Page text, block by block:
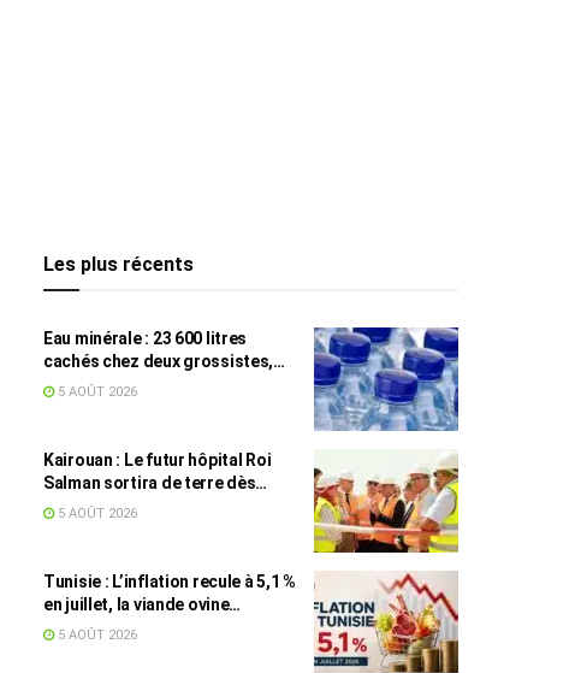
Les plus récents
Eau minérale : 23 600 litres
cachés chez deux grossistes,
les tensions persistent
5 AOÛT 2026
Kairouan : Le futur hôpital Roi
Salman sortira de terre dès
septembre
5 AOÛT 2026
Tunisie : L’inflation recule à 5,1 %
en juillet, la viande ovine
toujours en tête des hausses
5 AOÛT 2026